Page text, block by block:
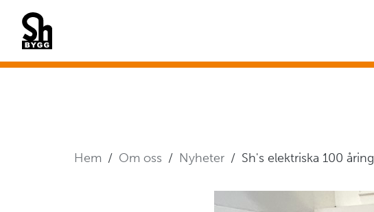
Hem Om oss Nyheter Sh's elektriska 100 åring